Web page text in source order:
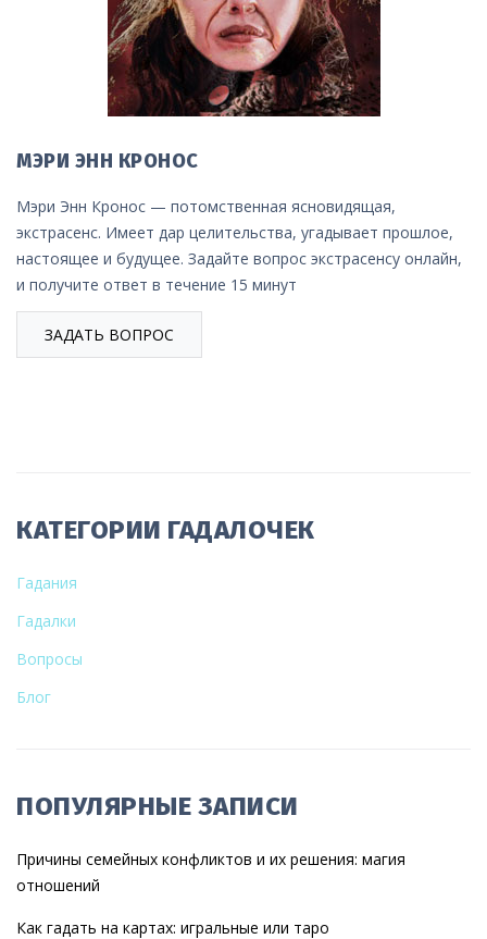
МЭРИ ЭНН КРОНОС
Мэри Энн Кронос — потомственная ясновидящая,
экстрасенс. Имеет дар целительства, угадывает прошлое,
настоящее и будущее. Задайте вопрос экстрасенсу онлайн,
и получите ответ в течение 15 минут
ЗАДАТЬ ВОПРОС
КАТЕГОРИИ ГАДАЛОЧЕК
Гадания
Гадалки
Вопросы
Блог
ПОПУЛЯРНЫЕ ЗАПИСИ
Причины семейных конфликтов и их решения: магия
отношений
Как гадать на картах: игральные или таро